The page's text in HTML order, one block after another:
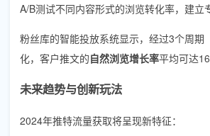
A/B测试不同内容形式的浏览转化率，建立
粉丝库的智能投放系统显示，经过3个周期
化，客户推文的自然浏览增长率平均可达
未来趋势与创新玩法
2024年推特流量获取将呈现新特征：